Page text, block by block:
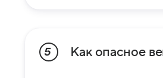
5 Как опасное